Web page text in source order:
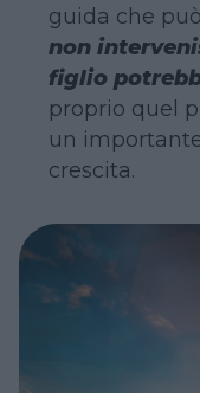
guida che
non
figlio
proprio quel
un
crescita.